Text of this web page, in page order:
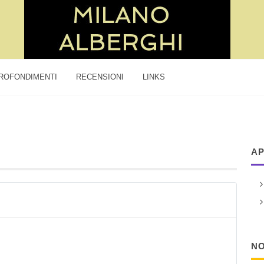
RECENSIONI LINKS